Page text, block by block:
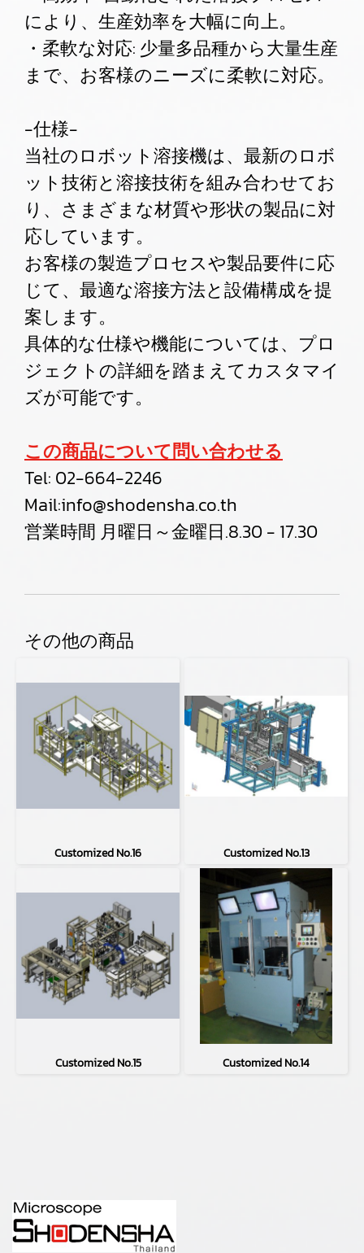
により、生産効率を大幅に向上。
・柔軟な対応: 少量多品種から大量生産
まで、お客様のニーズに柔軟に対応。
-仕様-
当社のロボット溶接機は、最新のロボ
ット技術と溶接技術を組み合わせてお
り、さまざまな材質や形状の製品に対
応しています。
お客様の製造プロセスや製品要件に応
じて、最適な溶接方法と設備構成を提
案します。
具体的な仕様や機能については、プロ
ジェクトの詳細を踏まえてカスタマイ
ズが可能です。
この商品について問い合わせる
Tel: 02-664-2246
Mail:info@shodensha.co.th
営業時間 月曜日～金曜日.8.30 - 17.30
その他の商品
Customized No.16 Customized No.13
Customized No.15 Customized No.14